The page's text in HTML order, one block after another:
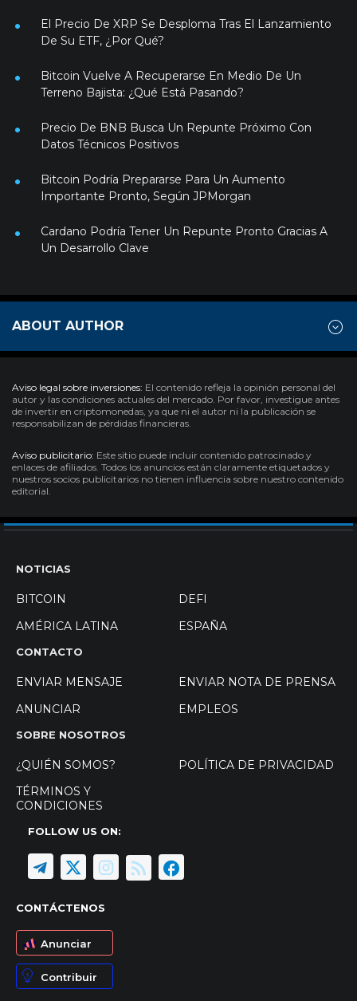
El Precio De XRP Se Desploma Tras El Lanzamiento
De Su ETF, ¿Por Qué?
Bitcoin Vuelve A Recuperarse En Medio De Un
Terreno Bajista: ¿Qué Está Pasando?
Precio De BNB Busca Un Repunte Próximo Con
Datos Técnicos Positivos
Bitcoin Podría Prepararse Para Un Aumento
Importante Pronto, Según JPMorgan
Cardano Podría Tener Un Repunte Pronto Gracias A
Un Desarrollo Clave
ABOUT AUTHOR
Aviso legal sobre inversiones: El contenido refleja la opinión personal del
autor y las condiciones actuales del mercado. Por favor, investigue antes
de invertir en criptomonedas, ya que ni el autor ni la publicación se
responsabilizan de pérdidas financieras.
Aviso publicitario: Este sitio puede incluir contenido patrocinado y
enlaces de afiliados. Todos los anuncios están claramente etiquetados y
nuestros socios publicitarios no tienen influencia sobre nuestro contenido
editorial.
NOTICIAS
BITCOIN
DEFI
AMÉRICA LATINA
ESPAÑA
CONTACTO
ENVIAR MENSAJE
ENVIAR NOTA DE PRENSA
ANUNCIAR
EMPLEOS
SOBRE NOSOTROS
¿QUIÉN SOMOS?
POLÍTICA DE PRIVACIDAD
TÉRMINOS Y
CONDICIONES
FOLLOW US ON:
CONTÁCTENOS
Anunciar
Contribuir